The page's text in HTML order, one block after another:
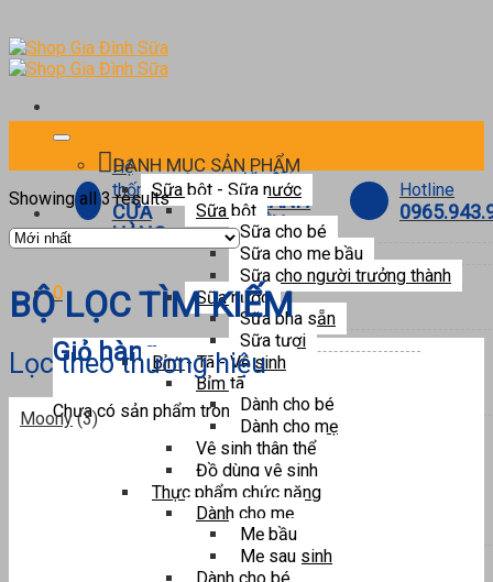
to
content
Hệ
thống
CỬA
HÀNG
Ưu đãi
THÀNH
VIÊN
Hotline
0
Giỏ hàng
Chưa có sản phẩm trong giỏ hàng.
DANH MỤC SẢN PHẨM
Sữa bột - Sữa nước
Sữa bột
Sữa cho bé
Sữa cho mẹ bầu
Sữa cho người trưởng thành
Sữa nước
Sữa pha sẵn
Sữa tươi
Bỉm - Tã - Vệ sinh
Bỉm tã
Dành cho bé
Dành cho mẹ
Vệ sinh thân thể
Đồ dùng vệ sinh
Thực phẩm chức năng
Dành cho mẹ
Mẹ bầu
Mẹ sau sinh
Showing all 3 results
BỘ LỌC TÌM KIẾM
Lọc theo thương hiệu
Moony (3)